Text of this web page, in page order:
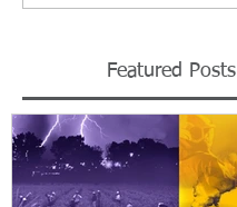
Featured Posts